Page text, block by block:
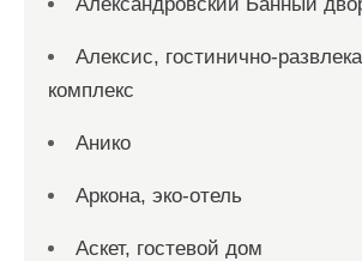
Алексис, гостинично-
комплекс
Анико
Аркона, эко-отель
Аскет, гостевой дом